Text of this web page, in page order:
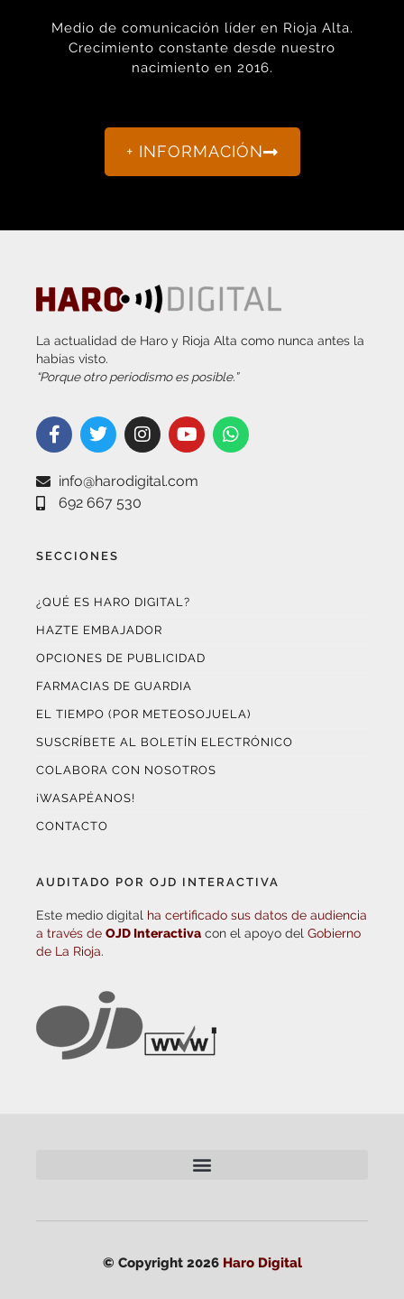
Medio de comunicación líder en Rioja Alta.
Crecimiento constante desde nuestro
nacimiento en 2016.
+ INFORMACIÓN
La actualidad de Haro y Rioja Alta como nunca antes la
habías visto.
“Porque otro periodismo es posible.”
info@harodigital.com
692 667 530
SECCIONES
¿QUÉ ES HARO DIGITAL?
HAZTE EMBAJADOR
OPCIONES DE PUBLICIDAD
FARMACIAS DE GUARDIA
EL TIEMPO (POR METEOSOJUELA)
SUSCRÍBETE AL BOLETÍN ELECTRÓNICO
COLABORA CON NOSOTROS
¡WASAPÉANOS!
CONTACTO
AUDITADO POR OJD INTERACTIVA
Este medio digital ha certificado sus datos de audiencia
a través de OJD Interactiva con el apoyo del Gobierno
de La Rioja.
© Copyright 2026 Haro Digital